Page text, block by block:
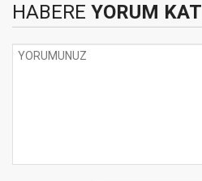
HABERE YORUM KAT